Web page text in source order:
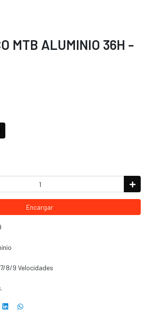
MTB ALUMINIO 36H -
Encargar
7/8/9 Velocidades